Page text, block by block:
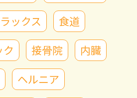
ックス
食道
接骨院
内臓
ヘルニア